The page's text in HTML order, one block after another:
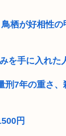
鳥栖が好相性
を手に入れた
刑7年の重さ
円